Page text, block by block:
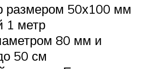
размером 50х100 мм
1 метр
80 мм и
50 см